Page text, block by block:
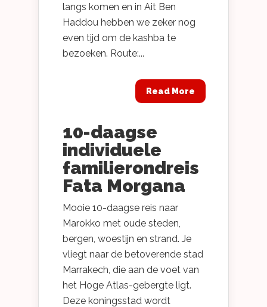
langs komen en in Ait Ben
Haddou hebben we zeker nog
even tijd om de kashba te
bezoeken. Route:...
Read More
10-daagse
individuele
familierondreis
Fata Morgana
Mooie 10-daagse reis naar
Marokko met oude steden,
bergen, woestijn en strand. Je
vliegt naar de betoverende stad
Marrakech, die aan de voet van
het Hoge Atlas-gebergte ligt.
Deze koningsstad wordt